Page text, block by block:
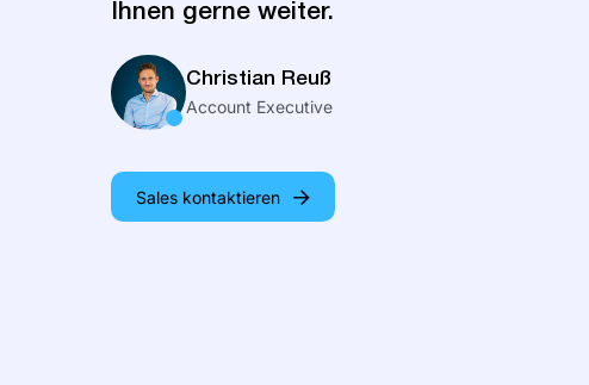
Ihnen gerne weiter.
Christian Reuß
Account Executive
Sales kontaktieren